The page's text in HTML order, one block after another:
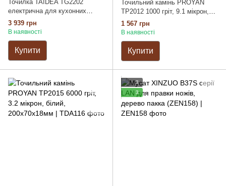
Точилка TAIDEA TG2202
електрична для кухонних
ножів, 3 етапи, зернистість
#360, #600, #1000, ABS/
220В
3 939 грн
В наявності
Купити
Точильний камінь PROYAN
TP2012 1000 гріт, 9.1 мікрон,
білий, 200х70х18мм
1 567 грн
В наявності
Купити
3
3